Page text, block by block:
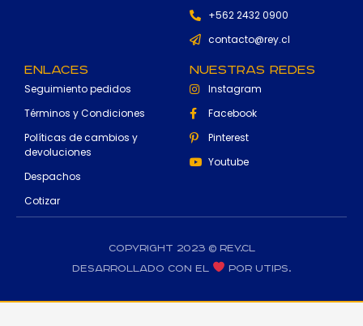
+562 2432 0900
contacto@rey.cl
Enlaces
Seguimiento pedidos
Términos y Condiciones
Políticas de cambios y
devoluciones
Despachos
Cotizar
Nuestras Redes
Instagram
Facebook
Pinterest
Youtube
Copyright 2023 © rey.cl
Desarrollado con el
por Utips.